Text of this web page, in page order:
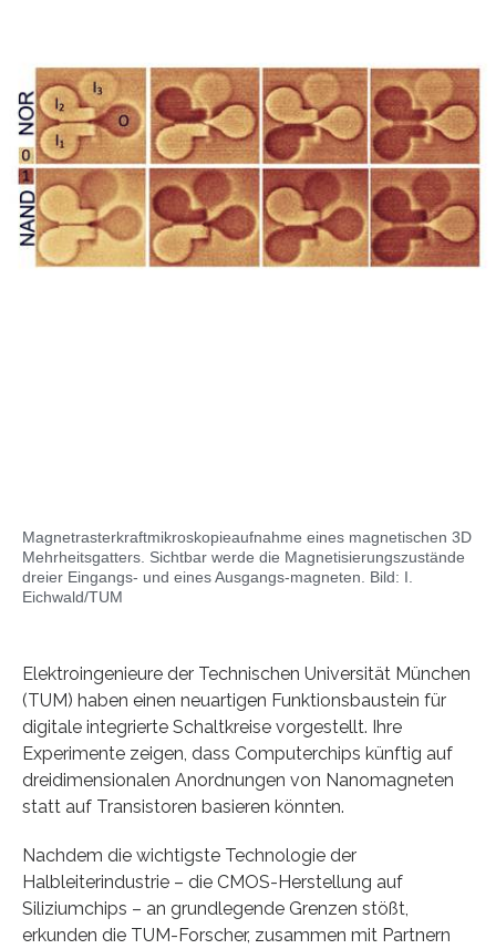
Magnetrasterkraftmikroskopieaufnahme eines magnetischen 3D
Mehrheitsgatters. Sichtbar werde die Magnetisierungszustände
dreier Eingangs- und eines Ausgangs-magneten. Bild: I.
Eichwald/TUM
Elektroingenieure der Technischen Universität München
(TUM) haben einen neuartigen Funktionsbaustein für
digitale integrierte Schaltkreise vorgestellt. Ihre
Experimente zeigen, dass Computerchips künftig auf
dreidimensionalen Anordnungen von Nanomagneten
statt auf Transistoren basieren könnten.
Nachdem die wichtigste Technologie der
Halbleiterindustrie – die CMOS-Herstellung auf
Siliziumchips – an grundlegende Grenzen stößt,
erkunden die TUM-Forscher, zusammen mit Partnern